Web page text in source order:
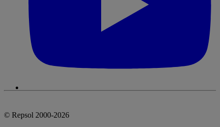
© Repsol 2000-2026